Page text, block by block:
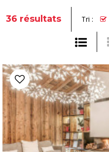
36 résultats Tri :